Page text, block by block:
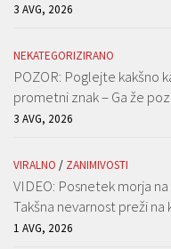
3 AVG, 2026
NEKATEGORIZIRANO
POZOR: Poglejte kakšno
prometni znak – Ga že
3 AVG, 2026
VIRALNO / ZANIMIVOSTI
VIDEO: Posnetek morja
Takšna nevarnost preži na
1 AVG, 2026